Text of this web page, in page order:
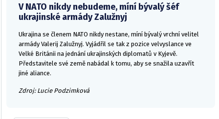
V NATO nikdy nebudeme, míní bývalý šéf
ukrajinské armády Zalužnyj
Ukrajina se členem NATO nikdy nestane, míní bývalý vrchní velitel
armády Valerij Zalužnyj. Vyjádřil se tak z pozice velvyslance ve
Velké Británii na jednání ukrajinských diplomatů v Kyjevě.
Představitele své země nabádal k tomu, aby se snažila uzavřít
jiné aliance.
Zdroj: Lucie Podzimková